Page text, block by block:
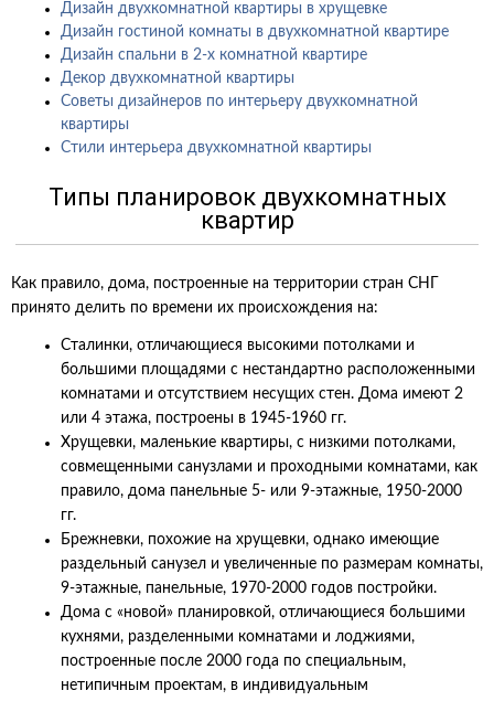
Дизайн двухкомнатной квартиры в хрущевке
Дизайн гостиной комнаты в двухкомнатной квартире
Дизайн спальни в 2-х комнатной квартире
Декор двухкомнатной квартиры
Советы дизайнеров по интерьеру двухкомнатной
квартиры
Стили интерьера двухкомнатной квартиры
Типы планировок двухкомнатных
квартир
Как правило, дома, построенные на территории стран СНГ
принято делить по времени их происхождения на:
Сталинки, отличающиеся высокими потолками и
большими площадями с нестандартно расположенными
комнатами и отсутствием несущих стен. Дома имеют 2
или 4 этажа, построены в 1945-1960 гг.
Хрущевки, маленькие квартиры, с низкими потолками,
совмещенными санузлами и проходными комнатами, как
правило, дома панельные 5- или 9-этажные, 1950-2000
гг.
Брежневки, похожие на хрущевки, однако имеющие
раздельный санузел и увеличенные по размерам комнаты,
9-этажные, панельные, 1970-2000 годов постройки.
Дома с «новой» планировкой, отличающиеся большими
кухнями, разделенными комнатами и лоджиями,
построенные после 2000 года по специальным,
нетипичным проектам, в индивидуальным